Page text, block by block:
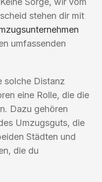
stehen dir mit
umfassenden
solche Distanz
eine Rolle, die die
Dazu gehören
Umzugsguts, die
Städten und
die du